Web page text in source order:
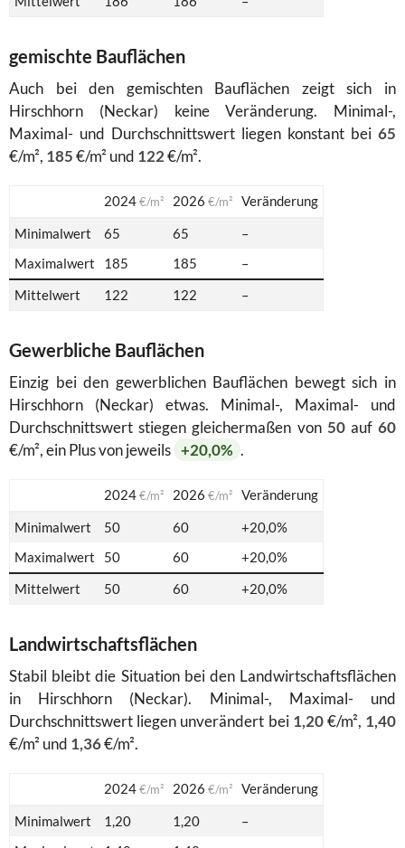
gemischte Bauflächen
Auch bei den gemischten Bauflächen zeigt sich in
Hirschhorn (Neckar) keine Veränderung. Minimal-,
Maximal- und Durchschnittswert liegen konstant bei 65
€/m², 185€/m² und 122€/m².
2024€/m² 2026 €/m²
Veränderung
Minimalwert
65 65
–
Maximalwert
185 185
–
Mittelwert
122 122 –
Gewerbliche Bauflächen
Einzig bei den gewerblichen Bauflächen bewegt sich in
Hirschhorn (Neckar) etwas. Minimal-, Maximal- und
Durchschnittswert stiegen gleichermaßen von 50auf60
€/m², ein Plus von jeweils +20,0% .
2024€/m² 2026 €/m²
Veränderung
Minimalwert
50 60
+20,0%
Maximalwert
50 60
+20,0%
Mittelwert
50 60 +20,0%
Landwirtschaftsflächen
Stabil bleibt die Situation bei den Landwirtschaftsflächen
in Hirschhorn (Neckar). Minimal-, Maximal- und
Durchschnittswert liegen unverändert bei 1,20€/m², 1,40
€/m² und 1,36€/m².
2024€/m² 2026 €/m²
Veränderung
Minimalwert
1,20 1,20
–